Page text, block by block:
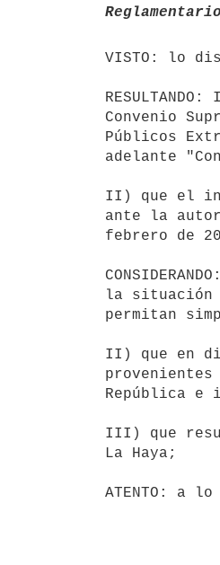
VISTO: lo
Convenio
Públicos
adelante
II) que el
ante la
febrero de
la situación
permitan
II) que en
provenientes
República e
III) que
La Haya;
ATENTO: a